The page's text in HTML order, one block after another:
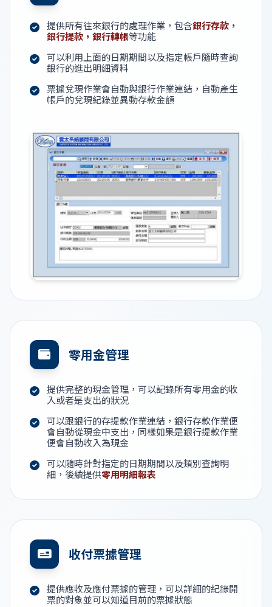
提供所有往來銀行的處理作業，包含銀行存款，
銀行提款，銀行轉帳等功能
可以利用上面的日期期間以及指定帳戶隨時查詢
銀行的進出明細資料
票據兌現作業會自動與銀行作業連結，自動產生
帳戶的兌現紀錄並異動存款金額
零用金管理
提供完整的現金管理，可以記錄所有零用金的收
入或者是支出的狀況
可以跟銀行的存提款作業連結，銀行存款作業便
會自動從現金中支出，同樣如果是銀行提款作業
便會自動收入為現金
可以隨時針對指定的日期期間以及類別查詢明
細，後續提供零用明細報表
收付票據管理
提供應收及應付票據的管理，可以詳細的紀錄開
票的對象並可以知道目前的票據狀態